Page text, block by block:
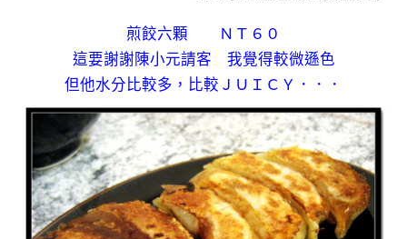
煎餃六顆 ＮＴ６０
這要謝謝陳小元請客 我覺得較微遜色
但他水分比較多，比較ＪＵＩＣＹ．．．